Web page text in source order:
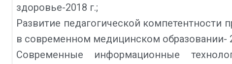
здоровье-2018 г.;
Развитие педагогической компетентности
в современном медицинском образовании-
Современные информационные